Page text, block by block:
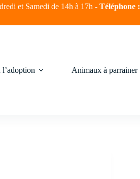
et Samedi de 14h à 17h -Téléphone :
Animaux à parrainer